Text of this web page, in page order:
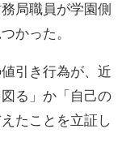
局職員が学園側
かった。
引き行為が、近
る」か「自己の
たことを立証し